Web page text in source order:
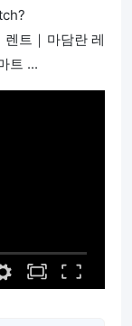
트｜마담란 레
트 ...